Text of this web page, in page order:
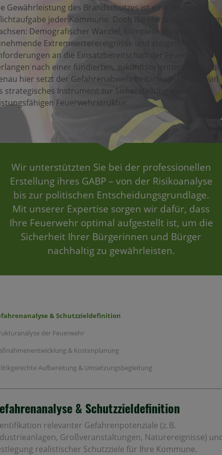
Gewährleistung des Brandschutzes ist eine zentrale
jeder Kommune. Doch die Herausforderungen
Demografischer Wandel, komplexe Infrastruktur,
Extremwetterereignisse und steigende
an die Einsatzbereitschaft der Feuerwehr
nach einer fundierten, zukunftsorientierten
hier setzt der Gefahrenabwehrbedarfsplan (GABP) an
strategisches Instrument zur Sicherstellung einer
Feuerwehrstruktur.
Wir unterstützten Sie bei der professionellen
Erstellung ihres GABP – von der Risikoanalyse
bis zur politischen Entscheidungsgrundlage.
Mit unserer Expertise sorgen wir dafür, dass
Ihre Feuerwehr optimal aufgestellt ist, um die
Sicherheit Ihrer Bürgerinnen und Bürger
nachhaltig zu gewährleisten.
& Schutzzieldefinition
der Feuerwehr
& Kostenplanung
Aufbereitung & Umsetzungsbegleitung
& Schutzzieldefinition
relevanter Gefahrenpotenziale (z. B.
Großveranstaltungen, Naturereignisse)
realistischer Schutzziele für Ihre Kommune.